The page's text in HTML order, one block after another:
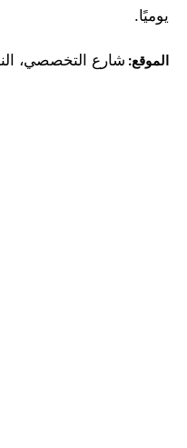
يوميًا.
الموقع: شارع التخصصي،